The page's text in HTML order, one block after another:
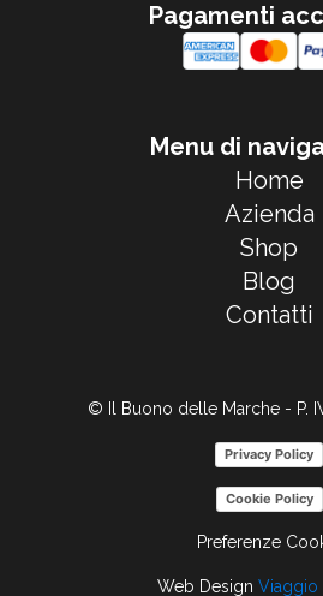
Pagamenti
Menu di
Home
Azienda
Shop
Blog
Contatti
© Il Buono delle Marche - P.
Privacy Policy
Cookie Policy
Preferenze
Web Design Viaggio